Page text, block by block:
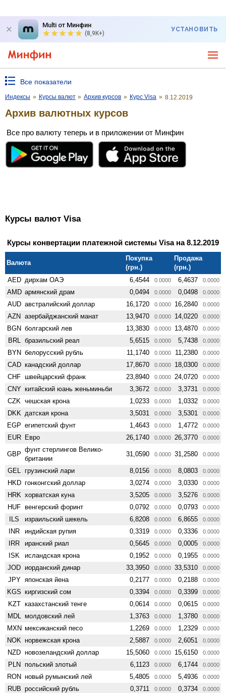
Multi от Минфин
(8,9K+)
УСТАНОВИТЬ
Все показатели
Индексы » Курсы валют » Архив курсов » Курс Visa » 8.12.2019
Архив валютных курсов
Все про валюту теперь и в приложении от Минфин
Курсы валют Visa
Курсы конвертации платежной системы Visa на 8.12.2019
Валюта
Покупка
(грн.)
Продажа
(грн.)
AED дирхам ОАЭ 6,4544 0.0000 6,4637 0.0000
AMD армянский драм 0,0494 0.0000 0,0498 0.0000
AUD австралийский доллар 16,1720 0.0000 16,2840 0.0000
AZN азербайджанский манат 13,9470 0.0000 14,0220 0.0000
BGN болгарский лев 13,3830 0.0000 13,4870 0.0000
BRL бразильский реал 5,6515 0.0000 5,7438 0.0000
BYN белорусский рубль 11,1740 0.0000 11,2380 0.0000
CAD канадский доллар 17,8670 0.0000 18,0300 0.0000
CHF швейцарский франк 23,8940 0.0000 24,0720 0.0000
CNY китайский юань женьминьби 3,3672 0.0000 3,3731 0.0000
CZK чешская крона 1,0233 0.0000 1,0332 0.0000
DKK датская крона 3,5031 0.0000 3,5301 0.0000
EGP египетский фунт 1,4643 0.0000 1,4772 0.0000
EUR Евро 26,1740 0.0000 26,3770 0.0000
GBP
фунт стерлингов Велико­
британии
31,0590 0.0000 31,2580 0.0000
GEL грузинский лари 8,0156 0.0000 8,0803 0.0000
HKD гонконгский доллар 3,0274 0.0000 3,0330 0.0000
HRK хорватская куна 3,5205 0.0000 3,5276 0.0000
HUF венгерский форинт 0,0792 0.0000 0,0793 0.0000
ILS израильский шекель 6,8208 0.0000 6,8655 0.0000
INR индийская рупия 0,3319 0.0000 0,3336 0.0000
IRR иранский риал 0,5645 0.0000 0,0005 0.0000
ISK исландская крона 0,1952 0.0000 0,1955 0.0000
JOD иорданский динар 33,3950 0.0000 33,5310 0.0000
JPY японская йена 0,2177 0.0000 0,2188 0.0000
KGS киргизский сом 0,3394 0.0000 0,3399 0.0000
KZT казахстанский тенге 0,0614 0.0000 0,0615 0.0000
MDL молдовский лей 1,3763 0.0000 1,3780 0.0000
MXN мексиканский песо 1,2269 0.0000 1,2329 0.0000
NOK норвежская крона 2,5887 0.0000 2,6051 0.0000
NZD ново­зеландский доллар 15,5060 0.0000 15,6150 0.0000
PLN польский злотый 6,1123 0.0000 6,1744 0.0000
RON новый румынский лей 5,4805 0.0000 5,4936 0.0000
RUB российский рубль 0,3711 0.0000 0,3734 0.0000